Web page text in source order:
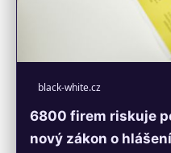
black-white.cz
6800 firem riskuje
nový zákon o